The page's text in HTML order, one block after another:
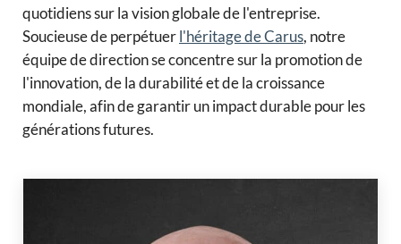
quotidiens sur la vision globale de l'entreprise.
Soucieuse de perpétuer l'héritage de Carus, notre
équipe de direction se concentre sur la promotion de
l'innovation, de la durabilité et de la croissance
mondiale, afin de garantir un impact durable pour les
générations futures.